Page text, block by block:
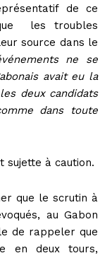
de ce
les troubles
source dans le
ne se
avait eu la
deux candidats
dans toute
sujette à caution.
que le scrutin à
au Gabon
de rappeler que
en deux tours,